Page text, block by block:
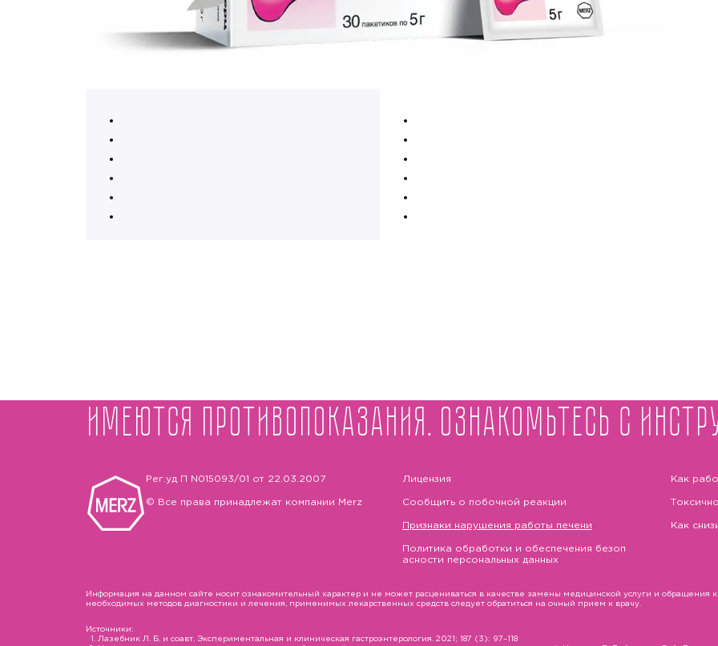
Имеются противопоказания. Ознакомьтесь с
Рег.уд П N015093/01 от 22.03.2007
© Все права принадлежат компании Merz
Лицензия
Сообщить о побочной реакции
Признаки нарушения работы печени
Политика обработки и обеспечения безоп
асности персональных данных
Как
Как
Информация на данном сайте носит ознакомительный характер и не может расцениваться в качестве замены медицинской услуги и обращения к
необходимых методов диагностики и лечения, применимых лекарственных средств следует обратиться на очный прием к врачу.
Источники:
Лазебник Л. Б. и соавт. Экспериментальная и клиническая гастроэнтерология. 2021; 187 (3): 97–118